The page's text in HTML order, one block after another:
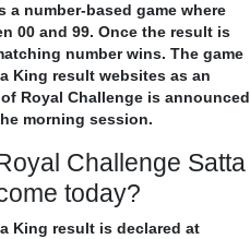
a number-based game where
00 and 99. Once the result is
number wins. The game
King result websites as an
Royal Challenge is announced
morning session.
Challenge Satta
today?
King result is declared at